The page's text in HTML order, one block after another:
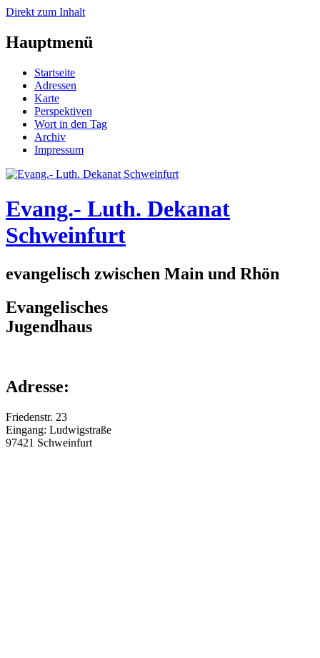
Direkt zum Inhalt
Hauptmenü
Startseite
Adressen
Karte
Perspektiven
Wort in den Tag
Archiv
Impressum
Evang.- Luth. Dekanat
Schweinfurt
evangelisch zwischen Main und Rhön
Evangelisches
Jugendhaus
Adresse:
Friedenstr. 23
Eingang: Ludwigstraße
97421 Schweinfurt